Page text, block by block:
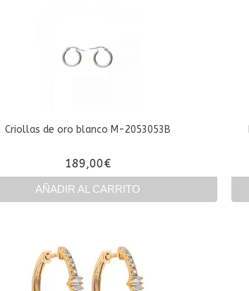
Criollas de oro blanco M-2053053B
189,00€
AÑADIR AL CARRITO